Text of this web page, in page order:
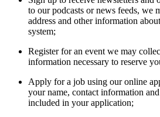
to our podcasts or news feeds, we
address and other information
system;
Register for an event we may
information necessary to reserve
Apply for a job using our online
your name, contact information
included in your application;